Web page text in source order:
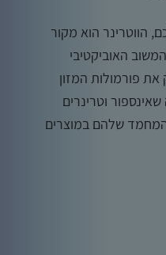
הוא מקור
האוביקטיבי
המזון
וטרינרים
שלהם במוצרים